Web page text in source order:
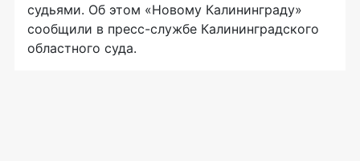
судьями. Об этом «Новому Калининграду»
сообщили в пресс-службе Калининградского
областного суда.